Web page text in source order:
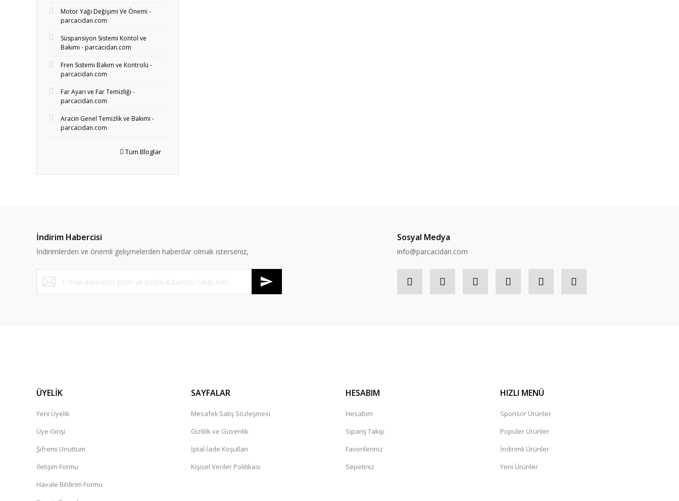
Motor Yağı Değişimi Ve Önemi -
parcacidan.com
Süspansiyon Sistemi Kontol ve
Bakımı - parcacidan.com
Fren Sistemi Bakım ve Kontrolü -
parcacidan.com
Far Ayarı ve Far Temizliği -
parcacidan.com
Aracın Genel Temizlik ve Bakımı -
parcacidan.com
Tüm Bloglar
İndirim Habercisi
İndirimlerden ve önemli gelişmelerden haberdar olmak isterseniz,
Sosyal Medya
info@parcacidan.com
ÜYELİK
Yeni Üyelik
Üye Girişi
Şifremi Unuttum
İletişim Formu
Havale Bildirim Formu
SAYFALAR
Mesafeli Satış Sözleşmesi
Gizlilik ve Güvenlik
İptal İade Koşullari
Kişisel Veriler Politikası
HESABIM
Hesabım
Sipariş Takip
Favorileriniz
Sepetiniz
HIZLI MENÜ
Sponsor Ürünler
Popüler Ürünler
İndirimli Ürünler
Yeni Ürünler